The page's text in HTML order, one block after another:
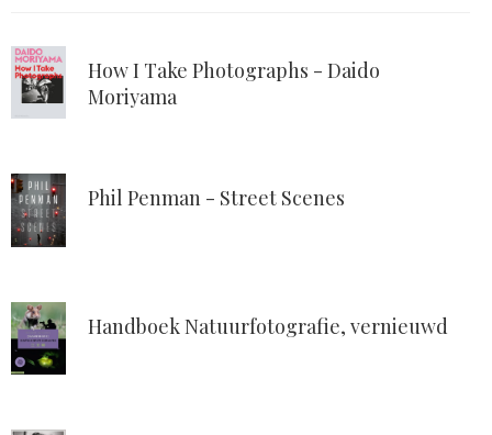
How I Take Photographs - Daido
Moriyama
Phil Penman - Street Scenes
Handboek Natuurfotografie, vernieuwd